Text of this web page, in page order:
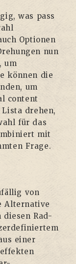
was pass
Optionen
nun
um
können die
um
content
drehen,
für das
mit
Frage.
von
Alternative
Rad-
einer